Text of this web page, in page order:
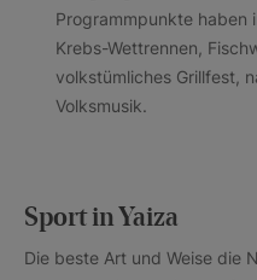
Programmpunkte haben
Krebs-Wettrennen,
volkstümliches Grillfest,
Volksmusik.
Sport in Yaiza
Die beste Art und Weise die